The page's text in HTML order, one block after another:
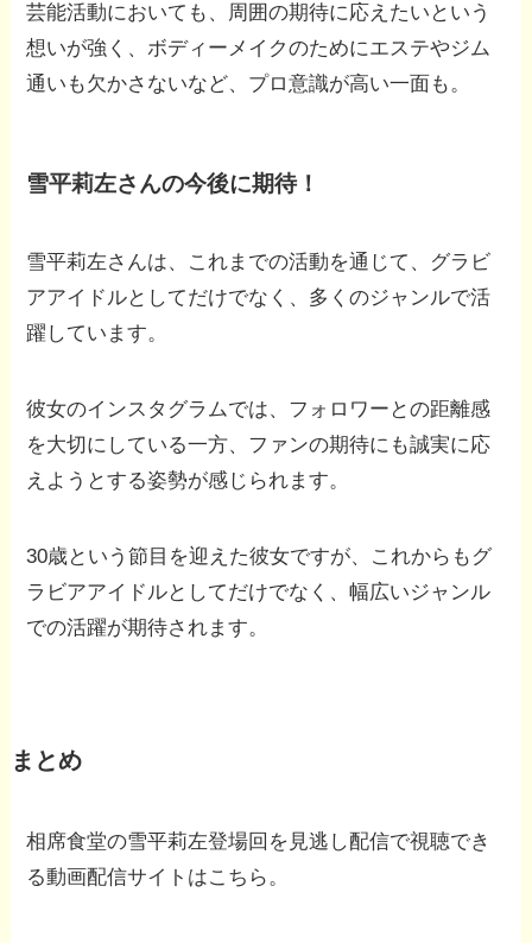
芸能活動においても、周囲の期待に応えたいという
想いが強く、ボディーメイクのためにエステやジム
通いも欠かさないなど、プロ意識が高い一面も。
雪平莉左さんの今後に期待！
雪平莉左さんは、これまでの活動を通じて、グラビ
アアイドルとしてだけでなく、多くのジャンルで活
躍しています。
彼女のインスタグラムでは、フォロワーとの距離感
を大切にしている一方、ファンの期待にも誠実に応
えようとする姿勢が感じられます。
30歳という節目を迎えた彼女ですが、これからもグ
ラビアアイドルとしてだけでなく、幅広いジャンル
での活躍が期待されます。
まとめ
相席食堂の雪平莉左登場回を見逃し配信で視聴でき
る動画配信サイトはこちら。